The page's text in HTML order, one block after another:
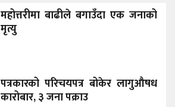
महोत्तरीमा बाढीले बगाउँदा एक जनाको
मृत्यु
पत्रकारको परिचयपत्र बोकेर लागुऔषध
कारोबार, ३ जना पक्राउ